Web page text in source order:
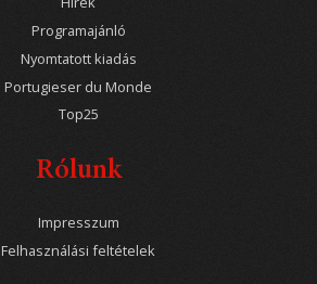
Programajánló
Nyomtatott kiadás
Portugieser du Monde
Top25
Rólunk
Impresszum
Felhasználási feltételek